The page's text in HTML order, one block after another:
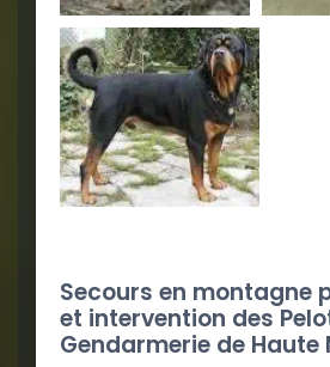
Secours en montagne
et intervention des
Gendarmerie de Haute